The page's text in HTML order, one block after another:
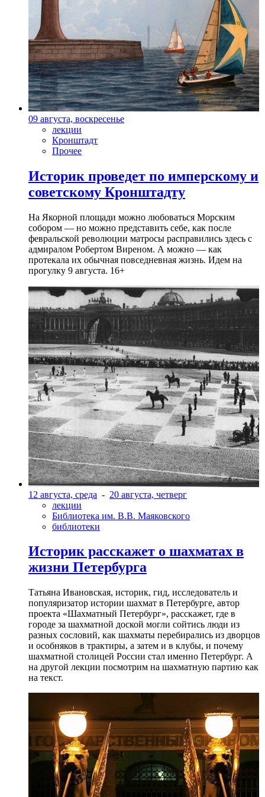
09 августа, воскресенье
лекции
Кронштадт
Прочее
Историк проведет по имперскому и
советскому Кронштадту
На Якорной площади можно любоваться Морским
собором — но можно представить себе, как после
февральской революции матросы расправились здесь с
адмиралом Робертом Виреном. А можно — как
протекала их обычная повседневная жизнь. Идем на
прогулку 9 августа. 16+
12 августа, среда - 20 августа, четверг
лекции
Библиотека им. В.В. Маяковского
библиотеки
Историк расскажет о шахматах в
жизни Петербурга
Татьяна Ивановская, историк, гид, исследователь и
популяризатор истории шахмат в Петербурге, автор
проекта «Шахматный Петербург», расскажет, где в
городе за шахматной доской могли сойтись люди из
разных сословий, как шахматы перебирались из дворцов
и особняков в трактиры, а затем и в клубы, и почему
шахматной столицей России стал именно Петербург. А
на другой лекции посмотрим на шахматную партию как
на текст.